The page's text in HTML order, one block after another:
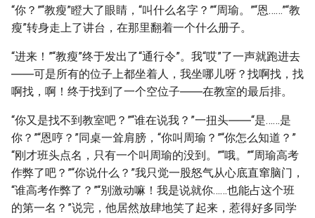
“你？”“教瘦”瞪大了眼睛，“叫什么名字？”“周瑜。”“恩……”“教
瘦”转身走上了讲台，在那里翻着一个什么册子。
“进来！”“教瘦”终于发出了“通行令”。我“哎”了一声就跑进去
――可是所有的位子上都坐着人，我坐哪儿呀？找啊找，找
啊找，啊！终于找到了一个空位子――在教室的最后排。
“你又是找不到教室吧？”“谁在说我？”一扭头――“是……是
你？”“恩哼？”同桌一耸肩膀，“你叫周瑜？”“你怎么知道？”
“刚才班头点名，只有一个叫周瑜的没到。”“哦。”“周瑜高考
作弊了吧？”“你说什么？”我只觉一股怒气从心底直窜脑门，
“谁高考作弊了？”“别激动嘛！我是说就你……也能占这个班
的第一名？”说完，他居然放肆地笑了起来，惹得好多同学